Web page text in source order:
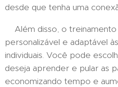
desde que tenha uma
Além disso, o treinamento
personalizável e adaptável
individuais. Você pode
deseja aprender e pular as
economizando tempo e